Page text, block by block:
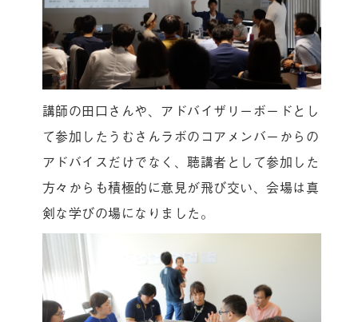
講師の田口さんや、アドバイザリーボードとし
て参加したうむさんラボのコアメンバーからの
アドバイスだけでなく、聴講者として参加した
方々からも積極的に意見が飛び交い、会場は真
剣な学びの場になりました。